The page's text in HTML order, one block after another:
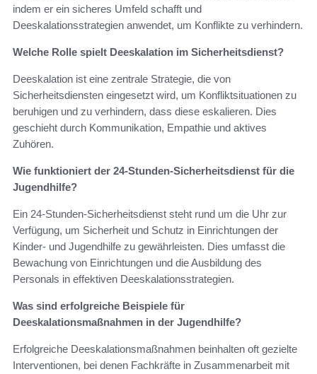
indem er ein sicheres Umfeld schafft und
Deeskalationsstrategien anwendet, um Konflikte zu verhindern.
Welche Rolle spielt Deeskalation im Sicherheitsdienst?
Deeskalation ist eine zentrale Strategie, die von
Sicherheitsdiensten eingesetzt wird, um Konfliktsituationen zu
beruhigen und zu verhindern, dass diese eskalieren. Dies
geschieht durch Kommunikation, Empathie und aktives
Zuhören.
Wie funktioniert der 24-Stunden-Sicherheitsdienst für die
Jugendhilfe?
Ein 24-Stunden-Sicherheitsdienst steht rund um die Uhr zur
Verfügung, um Sicherheit und Schutz in Einrichtungen der
Kinder- und Jugendhilfe zu gewährleisten. Dies umfasst die
Bewachung von Einrichtungen und die Ausbildung des
Personals in effektiven Deeskalationsstrategien.
Was sind erfolgreiche Beispiele für
Deeskalationsmaßnahmen in der Jugendhilfe?
Erfolgreiche Deeskalationsmaßnahmen beinhalten oft gezielte
Interventionen, bei denen Fachkräfte in Zusammenarbeit mit